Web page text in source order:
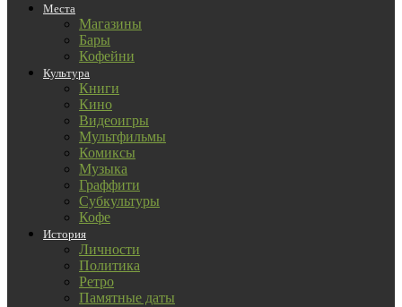
Места
Магазины
Бары
Кофейни
Культура
Книги
Кино
Видеоигры
Мультфильмы
Комиксы
Музыка
Граффити
Субкультуры
Кофе
История
Личности
Политика
Ретро
Памятные даты